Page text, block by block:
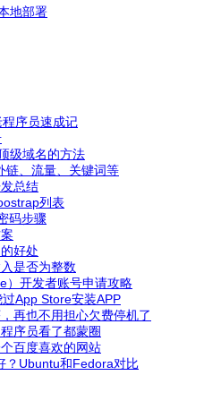
地部署
序员速成记
级域名的方法
链、流量、关键词等
总结
列表
码步骤
好处
是否为整数
）开发者账号申请攻略
App Store安装APP
再也不用担心欠费停机了
序员看了都蒙圈
百度喜欢的网站
？Ubuntu和Fedora对比